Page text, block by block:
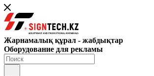
Жарнамалық құрал - жабдықтар
Оборудование для рекламы